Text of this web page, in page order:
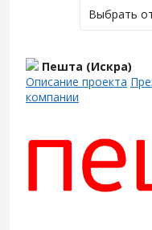
Выбрать
Пешта (Искра)
Описание проекта
компании